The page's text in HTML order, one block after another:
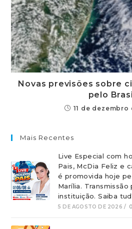
Novas previsões sobre
pelo
11 de dezembro
Mais Recentes
Live Especial com
Pais, McDia Feliz e
é promovida hoje
Marília.
instituição. Saiba
5 DE AGOSTO DE 2026 /